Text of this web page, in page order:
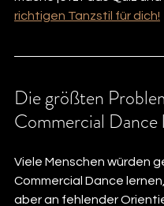
richtigen Tanzstil für dich!
Die größten
Commercial Dance
Viele Menschen würden
Commercial Dance
aber an fehlender